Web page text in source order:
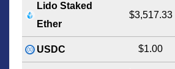
Lido Staked
Ether
$3,517.33
USDC $1.00